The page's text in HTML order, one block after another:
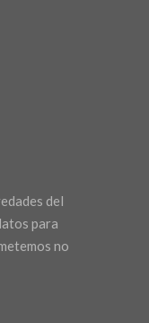
del
para
no